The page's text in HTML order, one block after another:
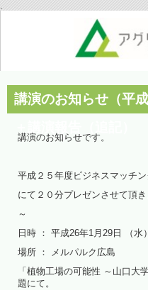
.
講演のお知らせ（平
講演のお知らせです。
平成２５年度ビジネスマッチ
にて２０分プレゼンさせて頂き
～
日時 ： 平成26年1月29日 （水
場所 ： メルパルク広島
「植物工場の可能性 ～山口大
題にて。